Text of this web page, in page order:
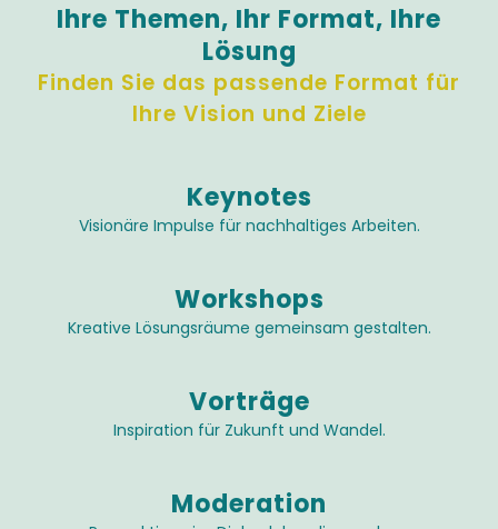
Ihre Themen, Ihr Format, Ihre
Lösung
Finden Sie das passende Format für
Ihre Vision und Ziele
Keynotes
Visionäre Impulse für nachhaltiges Arbeiten.
Workshops
Kreative Lösungsräume gemeinsam gestalten.
Vorträge
Inspiration für Zukunft und Wandel.
Moderation